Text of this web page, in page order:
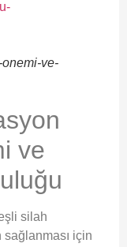
ve-
ve
silah
için